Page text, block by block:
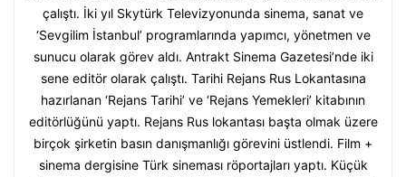
çalıştı. İki yıl Skytürk Televizyonunda sinema, sanat ve
‘Sevgilim İstanbul’ programlarında yapımcı, yönetmen ve
sunucu olarak görev aldı. Antrakt Sinema Gazetesi’nde iki
sene editör olarak çalıştı. Tarihi Rejans Rus Lokantasına
hazırlanan ‘Rejans Tarihi’ ve ‘Rejans Yemekleri’ kitabının
editörlüğünü yaptı. Rejans Rus lokantası başta olmak üzere
birçok şirketin basın danışmanlığı görevini üstlendi. Film +
sinema dergisine Türk sineması röportajları yaptı. Küçük